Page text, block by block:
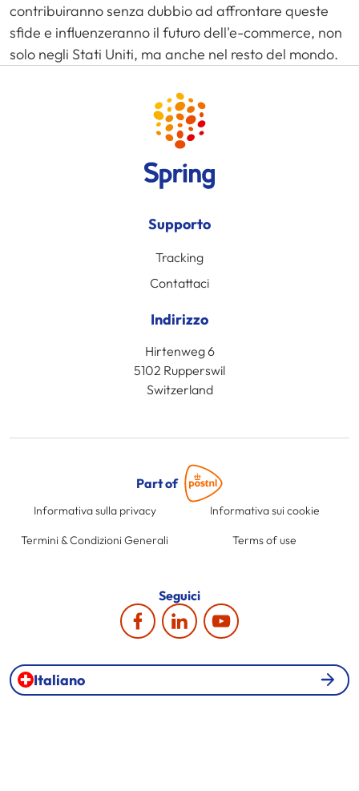
contribuiranno senza dubbio ad affrontare queste
sfide e influenzeranno il futuro dell'e-commerce, non
solo negli Stati Uniti, ma anche nel resto del mondo.
Supporto
Tracking
Contattaci
Indirizzo
Hirtenweg 6
5102 Rupperswil
Switzerland
Part of
Informativa sulla privacy Informativa sui cookie
Termini & Condizioni Generali Terms of use
Seguici
Italiano